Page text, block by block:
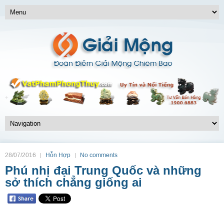
28/07/2016 Hỗn Hợp No comments
Phú nhị đại Trung Quốc và những
sở thích chẳng giống ai